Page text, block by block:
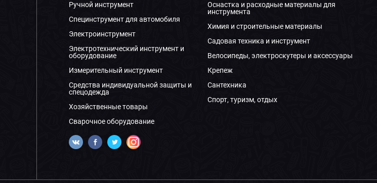
Ручной инструмент
Специнструмент для автомобиля
Электроинструмент
Электротехнический инструмент и
оборудование
Измерительный инструмент
Средства индивидуальной защиты и
спецодежда
Хозяйственные товары
Сварочное оборудование
Оснастка и расходные материалы для
инструмента
Химия и строительные материалы
Садовая техника и инструмент
Велосипеды, электроскутеры и аксессуары
Крепеж
Сантехника
Спорт, туризм, отдых